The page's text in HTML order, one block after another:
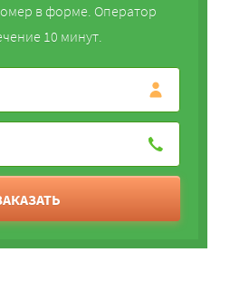
в форме. Оператор
10 минут.